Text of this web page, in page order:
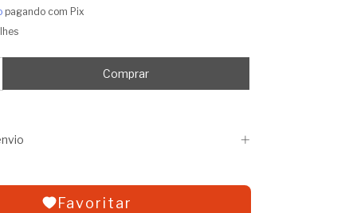
pagando com Pix
Favoritar